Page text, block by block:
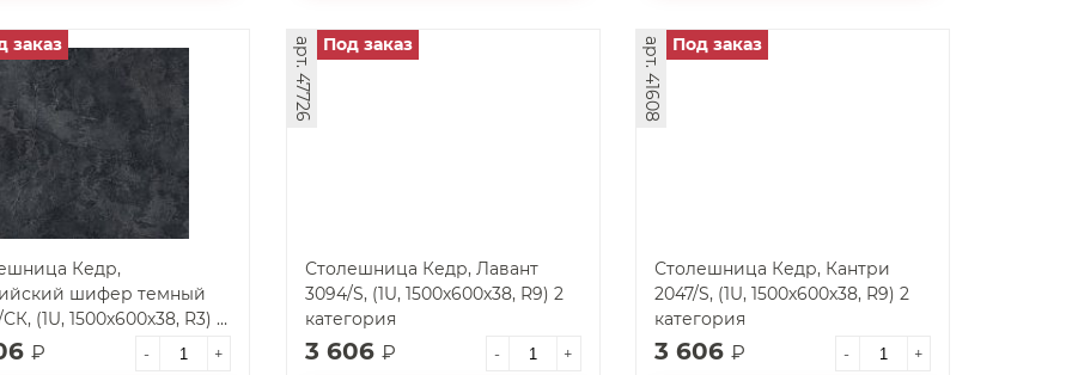
Кедр,
шифер темный
(1U, 1500х600х38, R3) 2
заказ
₽ - +
Столешница Кедр, Лавант
3094/S, (1U, 1500х600х38, R9) 2
категория
арт. 47726 Под заказ
3 606 ₽ - +
Столешница Кедр, Кантри
2047/S, (1U, 1500х600х38, R9) 2
категория
арт. 41608 Под заказ
3 606 ₽ - +